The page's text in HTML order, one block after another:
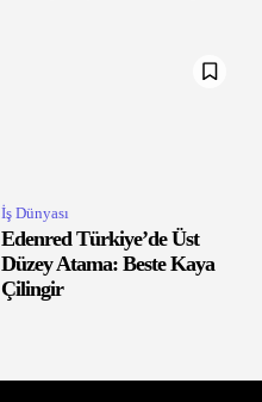
İş Dünyası
Edenred Türkiye’de Üst
Düzey Atama: Beste Kaya
Çilingir